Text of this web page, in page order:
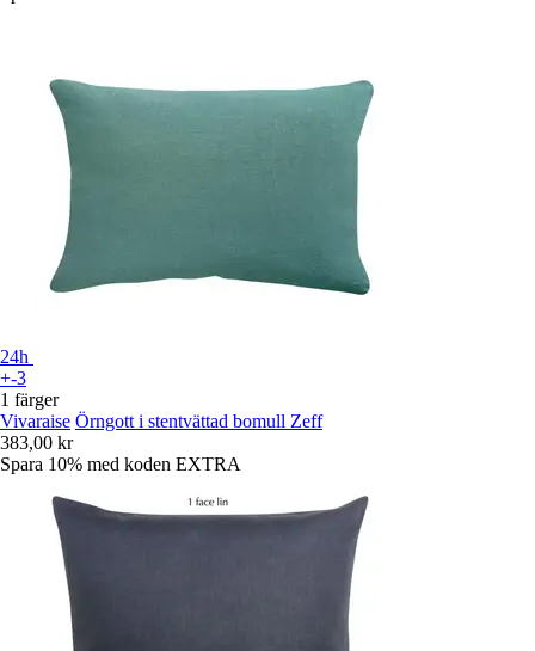
24h
+-3
1 färger
Vivaraise Örngott i stentvättad bomull Zeff
383,00 kr
Spara 10% med koden EXTRA